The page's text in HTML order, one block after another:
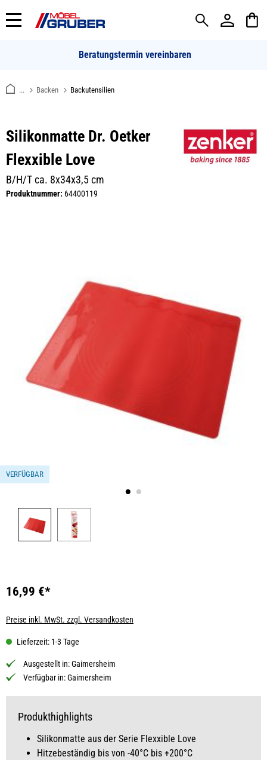
springen
Beratungstermin vereinbaren
... Backen Backutensilien
Silikonmatte Dr. Oetker
Flexxible Love
B/H/T ca. 8x34x3,5 cm
Produktnummer: 64400119
VERFÜGBAR
Produkthighlights
Silikonmatte aus der Serie Flexxible Love
Hitzebeständig bis von -40°C bis +200°C
16,99 €*
Preise inkl. MwSt. zzgl. Versandkosten
Lieferzeit: 1-3 Tage
Ausgestellt in:Gaimersheim
Verfügbar in:Gaimersheim